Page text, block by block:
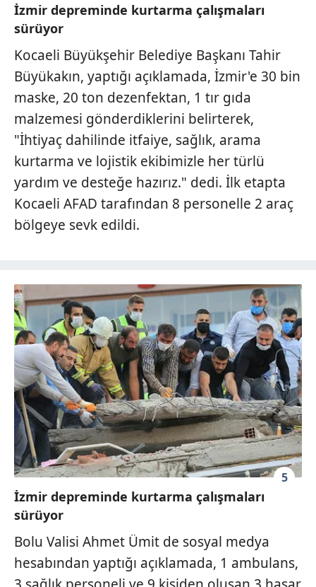
İzmir depreminde kurtarma çalışmaları
sürüyor
Kocaeli Büyükşehir Belediye Başkanı Tahir
Büyükakın, yaptığı açıklamada, İzmir'e 30 bin
maske, 20 ton dezenfektan, 1 tır gıda
malzemesi gönderdiklerini belirterek,
"İhtiyaç dahilinde itfaiye, sağlık, arama
kurtarma ve lojistik ekibimizle her türlü
yardım ve desteğe hazırız." dedi. İlk etapta
Kocaeli AFAD tarafından 8 personelle 2 araç
bölgeye sevk edildi.
5
İzmir depreminde kurtarma çalışmaları
sürüyor
Bolu Valisi Ahmet Ümit de sosyal medya
hesabından yaptığı açıklamada, 1 ambulans,